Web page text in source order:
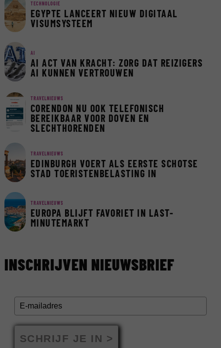
TECHNOLOGIE
EGYPTE LANCEERT NIEUW DIGITAAL
VISUMSYSTEEM
AI
AI ACT VAN KRACHT: ZORG DAT REIZIGERS
AI KUNNEN VERTROUWEN
TRAVELNIEUWS
CORENDON NU OOK TELEFONISCH
BEREIKBAAR VOOR DOVEN EN
SLECHTHORENDEN
TRAVELNIEUWS
EDINBURGH VOERT ALS EERSTE SCHOTSE
STAD TOERISTENBELASTING IN
TRAVELNIEUWS
EUROPA BLIJFT FAVORIET IN LAST-
MINUTEMARKT
INSCHRIJVEN NIEUWSBRIEF
SCHRIJF JE IN >